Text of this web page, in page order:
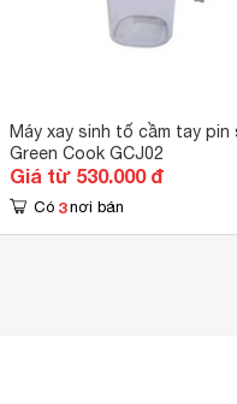
Máy xay sinh tố cầm tay pin
Green Cook GCJ02
Giá từ 530.000 đ
Có 3 nơi bán